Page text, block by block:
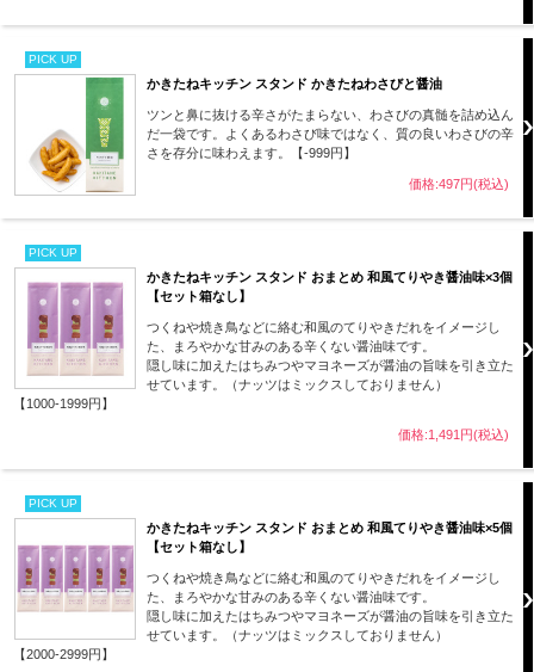
PICK UP
かきたねキッチン スタンド かきたねわさびと醤油
ツンと鼻に抜ける辛さがたまらない、わさびの真髄を詰め込ん
だ一袋です。よくあるわさび味ではなく、質の良いわさびの辛
さを存分に味わえます。【-999円】
価格:497円(税込)
PICK UP
かきたねキッチン スタンド おまとめ 和風てりやき醤油味×3個
【セット箱なし】
つくねや焼き鳥などに絡む和風のてりやきだれをイメージし
た、まろやかな甘みのある辛くない醤油味です。
隠し味に加えたはちみつやマヨネーズが醤油の旨味を引き立た
せています。（ナッツはミックスしておりません）
【1000-1999円】
価格:1,491円(税込)
PICK UP
かきたねキッチン スタンド おまとめ 和風てりやき醤油味×5個
【セット箱なし】
つくねや焼き鳥などに絡む和風のてりやきだれをイメージし
た、まろやかな甘みのある辛くない醤油味です。
隠し味に加えたはちみつやマヨネーズが醤油の旨味を引き立た
せています。（ナッツはミックスしておりません）
【2000-2999円】